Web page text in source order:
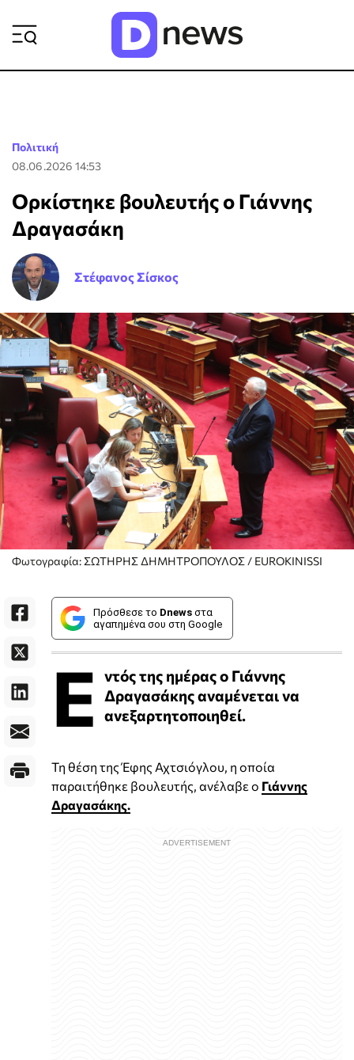
Πολιτική
08.06.2026 14:53
Ορκίστηκε βουλευτής ο Γιάννης
Δραγασάκη
Στέφανος Σίσκος
Φωτογραφία: ΣΩΤΗΡΗΣ ΔΗΜΗΤΡΟΠΟΥΛΟΣ / EUROKINISSI
Πρόσθεσε το Dnews στα
αγαπημένα σου στη Google
Ε ντός της ημέρας ο Γιάννης
Δραγασάκης αναμένεται να
ανεξαρτητοποιηθεί.
Τη θέση της Έφης Αχτσιόγλου, η οποία
παραιτήθηκε βουλευτής, ανέλαβε ο Γιάννης
Δραγασάκης.